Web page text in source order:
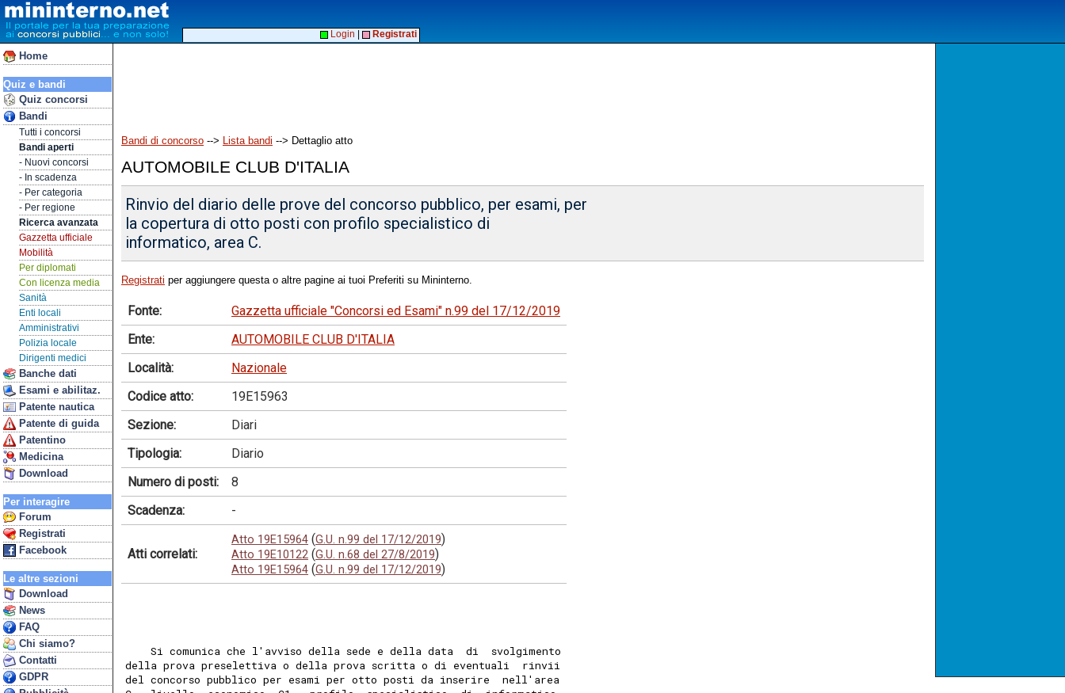
Home
Quiz e bandi
Quiz concorsi
Bandi
Tutti i concorsi
Bandi aperti
- Nuovi concorsi
- In scadenza
- Per categoria
- Per regione
Ricerca avanzata
Gazzetta ufficiale
Mobilità
Per diplomati
Con licenza media
Sanità
Enti locali
Amministrativi
Polizia locale
Dirigenti medici
Banche dati
Esami e abilitaz.
Patente nautica
Patente di guida
Patentino
Medicina
Download
Per interagire
Forum
Registrati
Facebook
Le altre sezioni
Download
News
FAQ
Chi siamo?
Contatti
GDPR
Login Registrati
Bandi di concorso --> Lista bandi --> Dettaglio atto
AUTOMOBILE CLUB D'ITALIA
Rinvio del diario delle prove del concorso pubblico, per esami, per
la copertura di otto posti con profilo specialistico di
informatico, area C.
Registrati per aggiungere questa o altre pagine ai tuoi Preferiti su Mininterno.
Fonte:
Gazzetta ufficiale "Concorsi ed Esami" n.99 del 17/12/2019
Ente:
AUTOMOBILE CLUB D'ITALIA
Località:
Nazionale
Codice atto:
19E15963
Sezione:
Diari
Tipologia:
Diario
Numero di posti:
8
Scadenza:
-
Atti correlati:
Atto 19E15964 (G.U. n.99 del 17/12/2019)
Atto 19E10122 (G.U. n.68 del 27/8/2019)
Atto 19E15964 (G.U. n.99 del 17/12/2019)
    Si comunica che l'avviso della sede e della data  di  svolgimento
della prova preselettiva o della prova scritta o di eventuali  rinvii
del concorso pubblico per esami per otto posti da inserire  nell'area